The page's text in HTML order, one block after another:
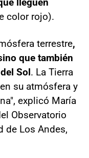
color rojo).
terrestre,
que también
Sol. La Tierra
su atmósfera y
explicó María
Observatorio
de Los Andes,